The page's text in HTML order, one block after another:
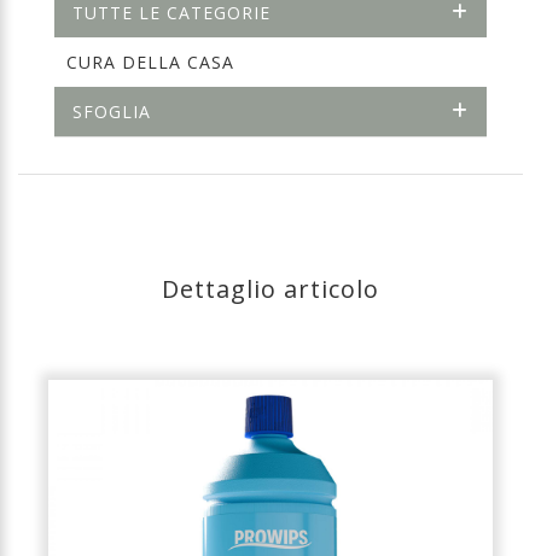
TUTTE LE CATEGORIE
CURA DELLA CASA
SFOGLIA
Dettaglio articolo